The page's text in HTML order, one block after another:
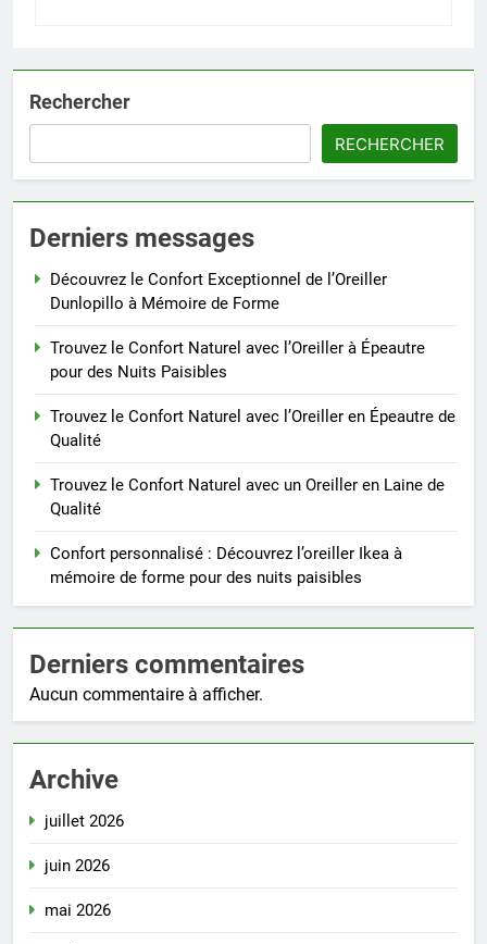
Rechercher
RECHERCHER
Derniers messages
Découvrez le Confort Exceptionnel de l’Oreiller
Dunlopillo à Mémoire de Forme
Trouvez le Confort Naturel avec l’Oreiller à Épeautre
pour des Nuits Paisibles
Trouvez le Confort Naturel avec l’Oreiller en Épeautre de
Qualité
Trouvez le Confort Naturel avec un Oreiller en Laine de
Qualité
Confort personnalisé : Découvrez l’oreiller Ikea à
mémoire de forme pour des nuits paisibles
Derniers commentaires
Aucun commentaire à afficher.
Archive
juillet 2026
juin 2026
mai 2026